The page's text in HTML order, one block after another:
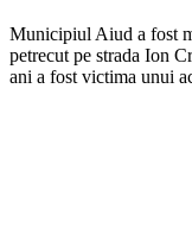
Municipiul Aiud a fost
petrecut pe strada Ion
ani a fost victima unui